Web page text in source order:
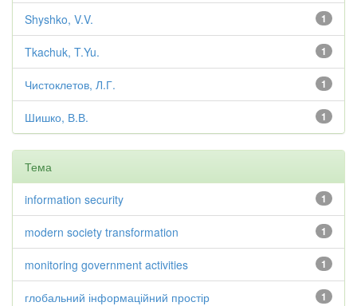
1
Shyshko, V.V.
1
Tkachuk, T.Yu.
1
Чистоклетов, Л.Г.
1
Шишко, В.В.
Тема
1
information security
1
modern society transformation
1
monitoring government activities
1
глобальний інформаційний простір